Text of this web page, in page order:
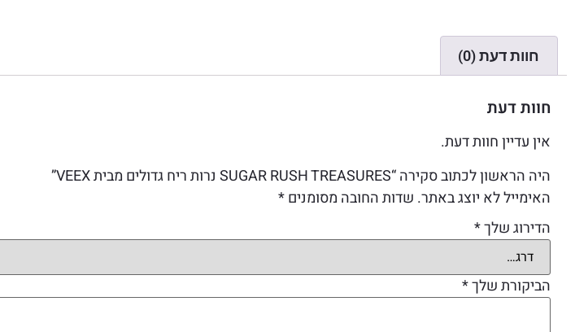
חוות דעת (0)
חוות דעת
אין עדיין חוות דעת.
היה הראשון לכתוב סקירה “SUGAR RUSH TREASURES נרות ריח גדולים מבית VEEX”
האימייל לא יוצג באתר. שדות החובה מסומנים*
הדירוג שלך*
הביקורת שלך*